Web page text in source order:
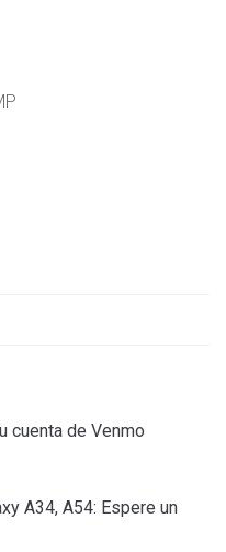
cuenta de Venmo
A34, A54: Espere un